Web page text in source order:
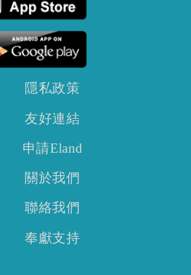
隱私政策
友好連結
申請Eland
關於我們
聯絡我們
奉獻支持